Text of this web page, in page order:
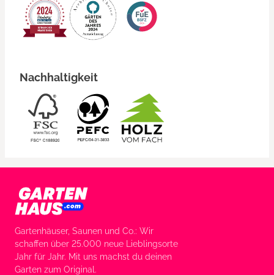
Nachhaltigkeit
Gartenhäuser, Saunen und Co.: Wir
schaffen über 25.000 neue Lieblingsorte
Jahr für Jahr. Mit uns machst du deinen
Garten zum Original.